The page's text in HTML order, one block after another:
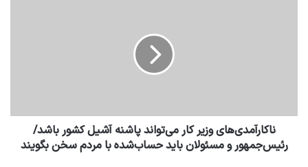
ناکارآمدی‌های وزیر کار می‌تواند پاشنه آشیل کشور باشد/
رئیس‌جمهور و مسئولان باید حساب‌شده با مردم سخن بگویند